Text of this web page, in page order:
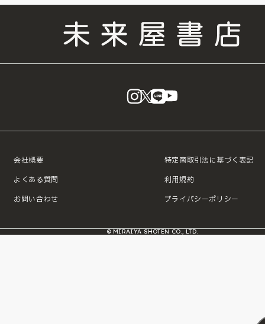
instagram
X LINE
会社概要
よくある質問
お問い合わせ
特定商取引法に基づく表記
利用規約
プライバシーポリシー
© MIRAIYA SHOTEN CO., LTD.